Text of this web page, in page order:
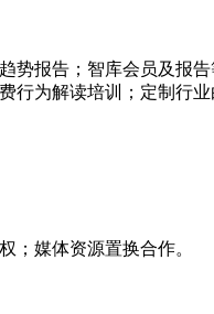
势报告；智库会员及报
行为解读培训；定制行
；媒体资源置换合作。